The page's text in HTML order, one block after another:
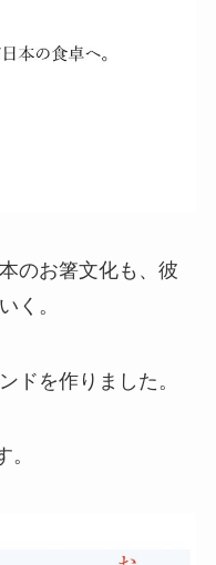
のお箸文化も、彼
く。
ドを作りました。
。